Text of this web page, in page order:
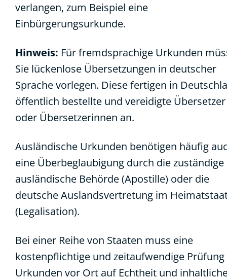
verlangen, zum Beispiel eine
Einbürgerungsurkunde.
Hinweis: Für fremdsprachige Urkunden
Sie lückenlose Übersetzungen in deutscher
Sprache vorlegen. Diese fertigen in
öffentlich bestellte und vereidigte Übersetzer
oder Übersetzerinnen an.
Ausländische Urkunden benötigen häufig
eine Überbeglaubigung durch die zuständige
ausländische Behörde (Apostille) oder die
deutsche Auslandsvertretung im
(Legalisation).
Bei einer Reihe von Staaten muss eine
kostenpflichtige und zeitaufwendige
Urkunden vor Ort auf Echtheit und